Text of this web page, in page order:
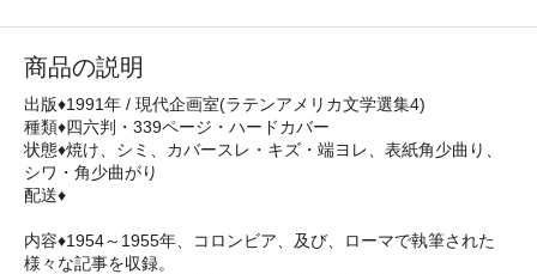
商品の説明
出版♦1991年 / 現代企画室(ラテンアメリカ文学選集4)
種類♦四六判・339ページ・ハードカバー
状態♦焼け、シミ、カバースレ・キズ・端ヨレ、表紙角少曲り、
シワ・角少曲がり
配送♦
内容♦1954～1955年、コロンビア、及び、ローマで執筆された
様々な記事を収録。